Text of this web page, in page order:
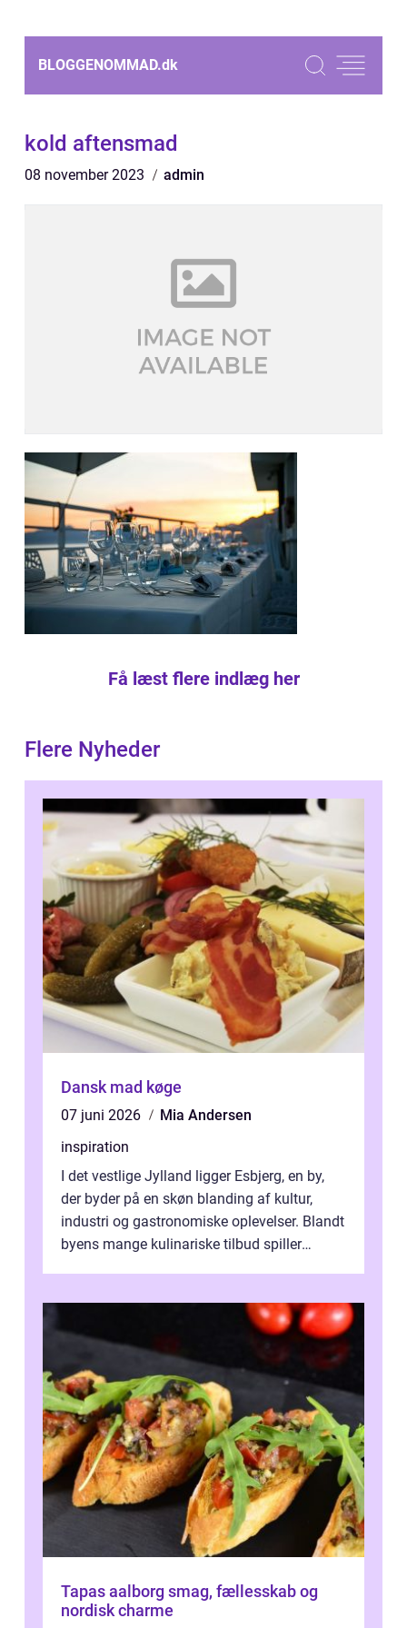
BLOGGENOMMAD.dk
kold aftensmad
08 november 2023 admin
Få læst flere indlæg her
Flere Nyheder
Dansk mad køge
07 juni 2026
Mia Andersen
inspiration
I det vestlige Jylland ligger Esbjerg, en by,
der byder på en skøn blanding af kultur,
industri og gastronomiske oplevelser. Blandt
byens mange kulinariske tilbud spiller
Tapas aalborg smag, fællesskab og
nordisk charme